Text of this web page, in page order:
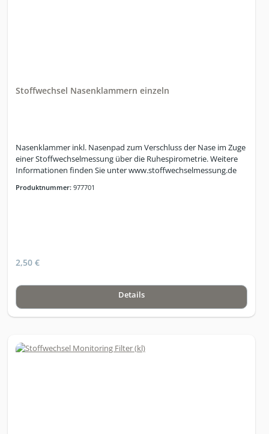
Stoffwechsel Nasenklammern einzeln
Nasenklammer inkl. Nasenpad zum Verschluss der Nase im Zuge
einer Stoffwechselmessung über die Ruhespirometrie. Weitere
Informationen finden Sie unter www.stoffwechselmessung.de
Produktnummer: 977701
2,50 €
Details